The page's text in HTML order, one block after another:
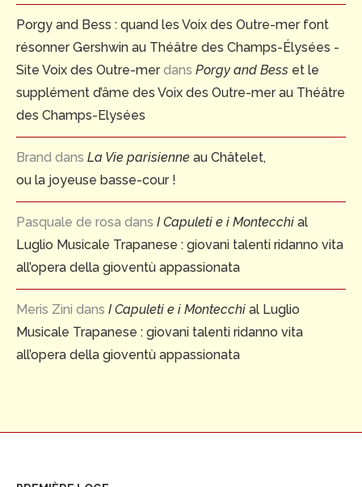
Porgy and Bess : quand les Voix des Outre-mer font
résonner Gershwin au Théâtre des Champs-Élysées -
Site Voix des Outre-merdans Porgy and Bess et le
supplément d’âme des Voix des Outre-mer au Théâtre
des Champs-Elysées
Brand dans La Vie parisienne au Châtelet,
ou la joyeuse basse-cour !
Pasquale de rosa dans I Capuleti e i Montecchi al
Luglio Musicale Trapanese : giovani talenti ridanno vita
all’opera della gioventù appassionata
Meris Zini dans I Capuleti e i Montecchi al Luglio
Musicale Trapanese : giovani talenti ridanno vita
all’opera della gioventù appassionata